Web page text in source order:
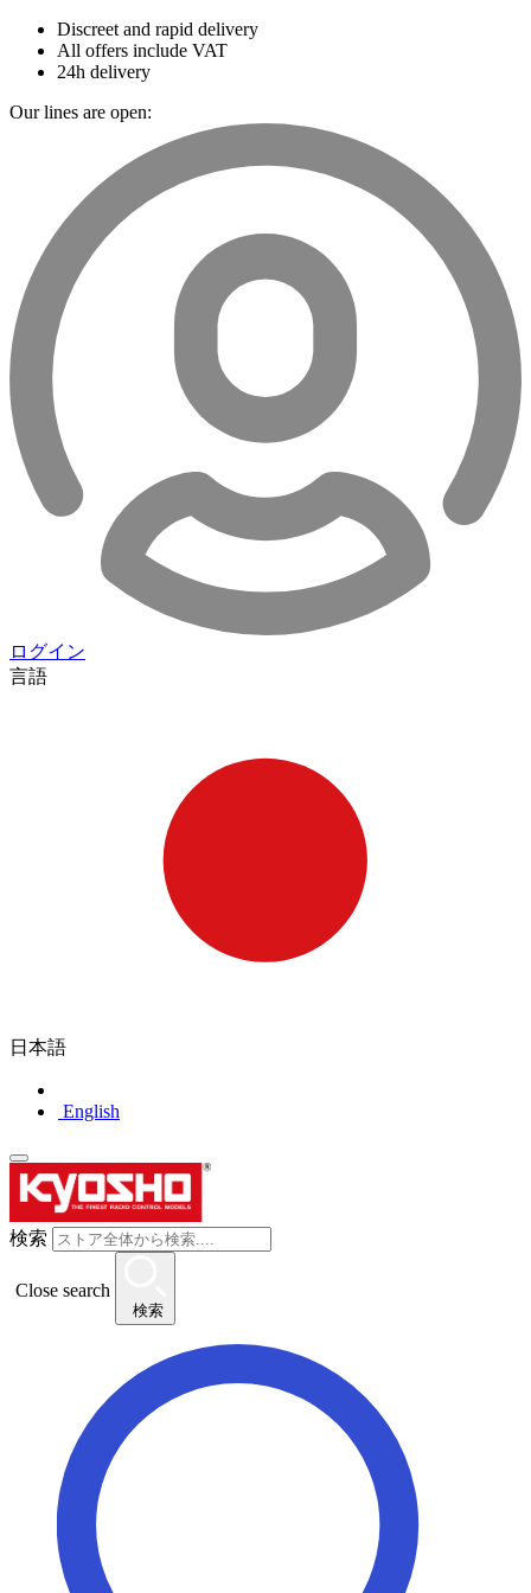
Discreet and rapid delivery
All offers include VAT
24h delivery
Our lines are open:
ログイン
言語
日本語
English
検索
Close search
検索